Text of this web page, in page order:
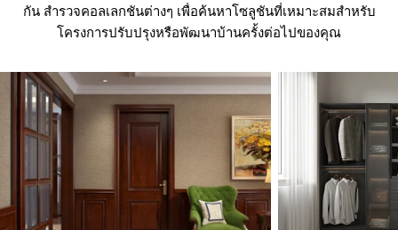
กัน สำรวจคอลเลกชันต่างๆ เพื่อค้นหาโซลูชันที่เหมาะสมสำหรับ
โครงการปรับปรุงหรือพัฒนาบ้านครั้งต่อไปของคุณ